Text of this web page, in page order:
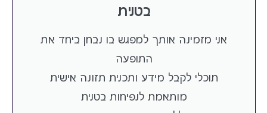
בטנית
אני מזמינה אותך למפגש בו נבחן ביחד את
התופעה
תוכלי לקבל מידע ותכנית תזונה אישית
מותאמת לנפיחות בטנית